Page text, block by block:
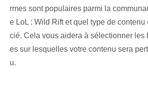
rmes sont populaires parmi la
e LoL : Wild Rift et quel type de contenu
cié. Cela vous aidera à sélectionner les
es sur lesquelles votre contenu sera
u.